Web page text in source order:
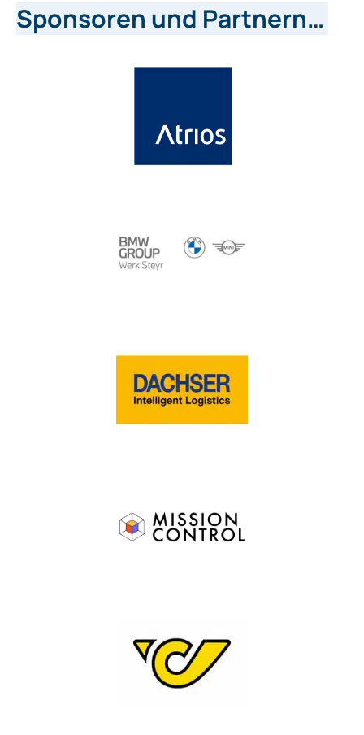
Sponsoren und Partnern…